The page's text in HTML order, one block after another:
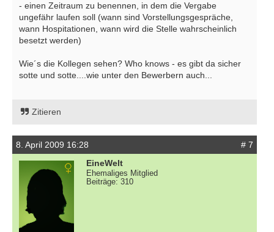
- einen Zeitraum zu benennen, in dem die Vergabe
ungefähr laufen soll (wann sind Vorstellungsgespräche,
wann Hospitationen, wann wird die Stelle wahrscheinlich
besetzt werden)
Wie´s die Kollegen sehen? Who knows - es gibt da sicher
sotte und sotte....wie unter den Bewerbern auch...
Zitieren
8. April 2009 16:28
# 7
EineWelt
Ehemaliges Mitglied
Beiträge: 310